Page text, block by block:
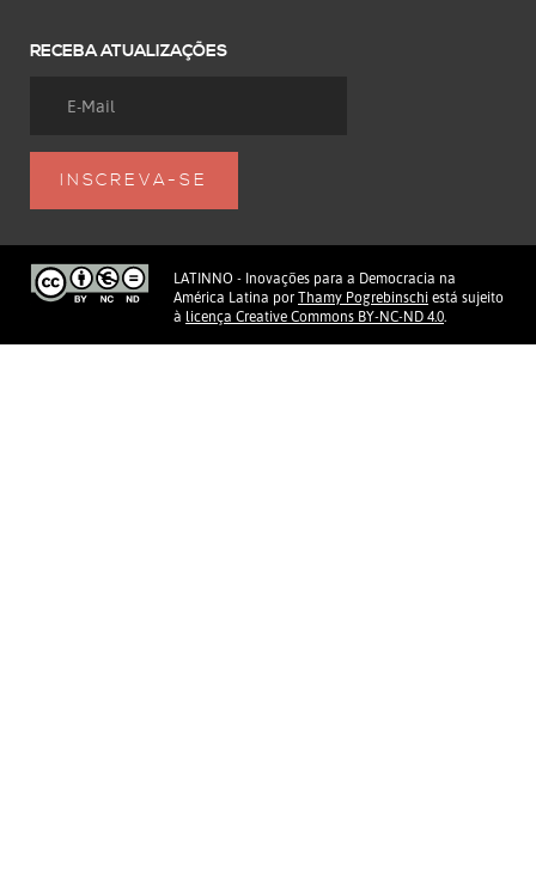
RECEBA ATUALIZAÇÕES
LATINNO - Inovações para a Democracia na
América Latina por Thamy Pogrebinschi está sujeito
à licença Creative Commons BY-NC-ND 4.0.